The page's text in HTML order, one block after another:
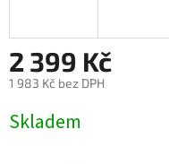
2 399 Kč
1 983 Kč bez DPH
cena:
Skladem